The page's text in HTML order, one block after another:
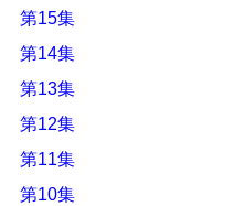
第15集
第14集
第13集
第12集
第11集
第10集